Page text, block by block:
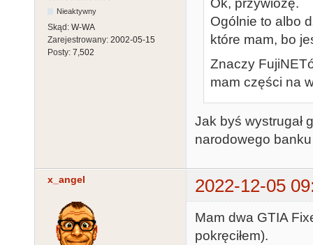
Nieaktywny
Skąd: W-WA
Zarejestrowany: 2002-05-15
Posty: 7,502
Ok, przywiozę.
Ogólnie to albo
które mam, bo
Znaczy
mam części na
Jak byś wystrugał
narodowego
x_angel 2022-12-05
Mam dwa GTIA
pokręciłem).